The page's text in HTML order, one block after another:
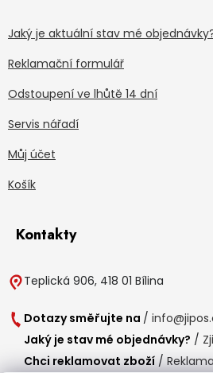
Jaký je aktuální stav mé
Reklamační formulář
Odstoupení ve lhůtě 14 dní
Servis nářadí
Můj účet
Košík
Kontakty
Teplická 906, 418 01 Bílina
Dotazy směřujte na /
Jaký je stav mé objednávky? /
Chci reklamovat zboží /